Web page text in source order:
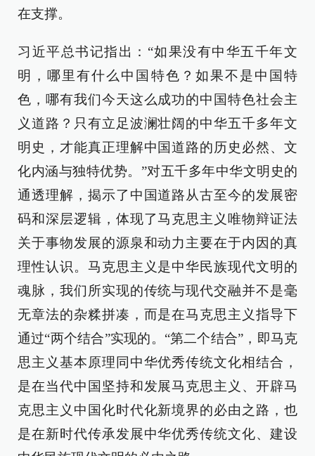
在支撑。
习近平总书记指出：“如果没有中华五千年文
明，哪里有什么中国特色？如果不是中国特
色，哪有我们今天这么成功的中国特色社会主
义道路？只有立足波澜壮阔的中华五千多年文
明史，才能真正理解中国道路的历史必然、文
化内涵与独特优势。”对五千多年中华文明史的
通透理解，揭示了中国道路从古至今的发展密
码和深层逻辑，体现了马克思主义唯物辩证法
关于事物发展的源泉和动力主要在于内因的真
理性认识。马克思主义是中华民族现代文明的
魂脉，我们所实现的传统与现代交融并不是毫
无章法的杂糅拼凑，而是在马克思主义指导下
通过“两个结合”实现的。“第二个结合”，即马克
思主义基本原理同中华优秀传统文化相结合，
是在当代中国坚持和发展马克思主义、开辟马
克思主义中国化时代化新境界的必由之路，也
是在新时代传承发展中华优秀传统文化、建设